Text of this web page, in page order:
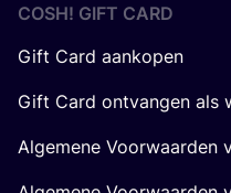
COSH! GIFT CARD
Gift Card aankopen
Gift Card ontvangen als
Algemene Voorwaarden